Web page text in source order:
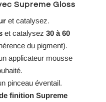
Supreme Gloss
et catalysez.
et catalysez 30 à 60
du pigment).
applicateur mousse
pinceau éventail.
finition Supreme